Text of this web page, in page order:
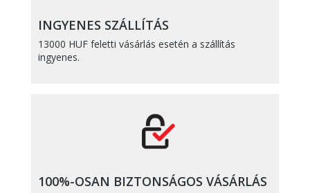
INGYENES SZÁLLÍTÁS
13000 HUF feletti vásárlás esetén a szállítás
ingyenes.
100%-OSAN BIZTONSÁGOS VÁSÁRLÁS